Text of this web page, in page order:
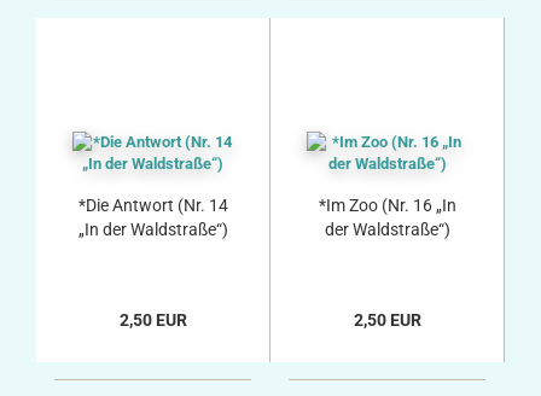
*Die Antwort (Nr. 14
„In der Waldstraße“)
2,50 EUR
*Im Zoo (Nr. 16 „In
der Waldstraße“)
2,50 EUR